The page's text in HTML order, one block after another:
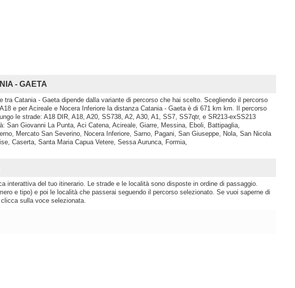
- GAETA
tra Catania - Gaeta dipende dalla variante di percorso che hai scelto. Scegliendo il percorso
e per Acireale e Nocera Inferiore la distanza Catania - Gaeta è di 671 km km. Il percorso
le strade: A18 DIR, A18, A20, SS738, A2, A30, A1, SS7, SS7qtr, e SR213-exSS213
San Giovanni La Punta, Aci Catena, Acireale, Giarre, Messina, Eboli, Battipaglia,
Mercato San Severino, Nocera Inferiore, Sarno, Pagani, San Giuseppe, Nola, San Nicola
Caserta, Santa Maria Capua Vetere, Sessa Aurunca, Formia,
interattiva del tuo itinerario. Le strade e le località sono disposte in ordine di passaggio.
e tipo) e poi le località che passerai seguendo il percorso selezionato. Se vuoi saperne di
sulla voce selezionata.